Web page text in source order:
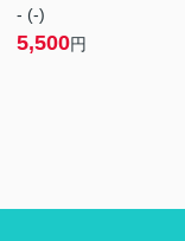
- (-)
5,500円